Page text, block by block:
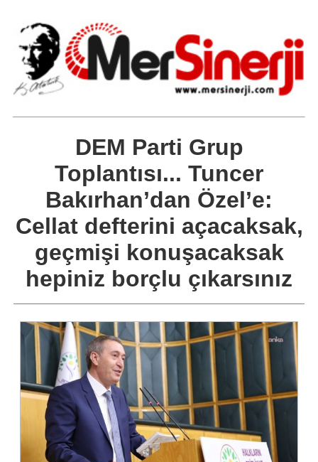
DEM Parti Grup
Toplantısı... Tuncer
Bakırhan’dan Özel’e:
Cellat defterini açacaksak,
geçmişi konuşacaksak
hepiniz borçlu çıkarsınız